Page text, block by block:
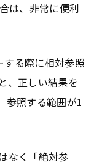
は、非常に便利
する際に相対参照
、正しい結果を
参照する範囲が1
なく「絶対参